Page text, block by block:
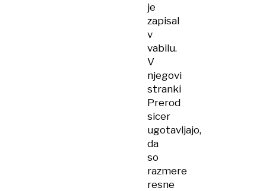
je
zapisal
v
vabilu.
V
njegovi
stranki
Prerod
sicer
ugotavljajo,
da
so
razmere
resne